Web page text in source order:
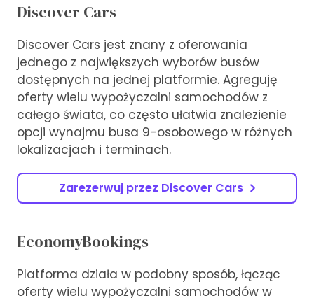
Discover Cars
Discover Cars jest znany z oferowania
jednego z największych wyborów busów
dostępnych na jednej platformie. Agreguję
oferty wielu wypożyczalni samochodów z
całego świata, co często ułatwia znalezienie
opcji wynajmu busa 9-osobowego w różnych
lokalizacjach i terminach.
Zarezerwuj przez Discover Cars
EconomyBookings
Platforma działa w podobny sposób, łącząc
oferty wielu wypożyczalni samochodów w